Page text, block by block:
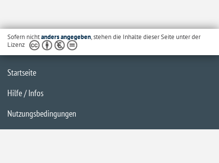
Sofern nichtanders angegeben, stehen die Inhalte dieser Seite unter der
Lizenz
Startseite
Hilfe / Infos
Nutzungsbedingungen